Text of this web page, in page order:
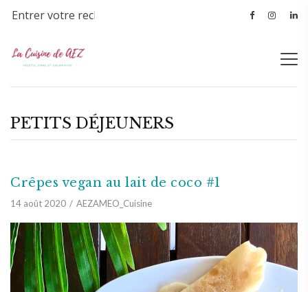
PETITS DÉJEUNERS
Crêpes vegan au lait de coco #1
14 août 2020 AEZAMEO_Cuisine